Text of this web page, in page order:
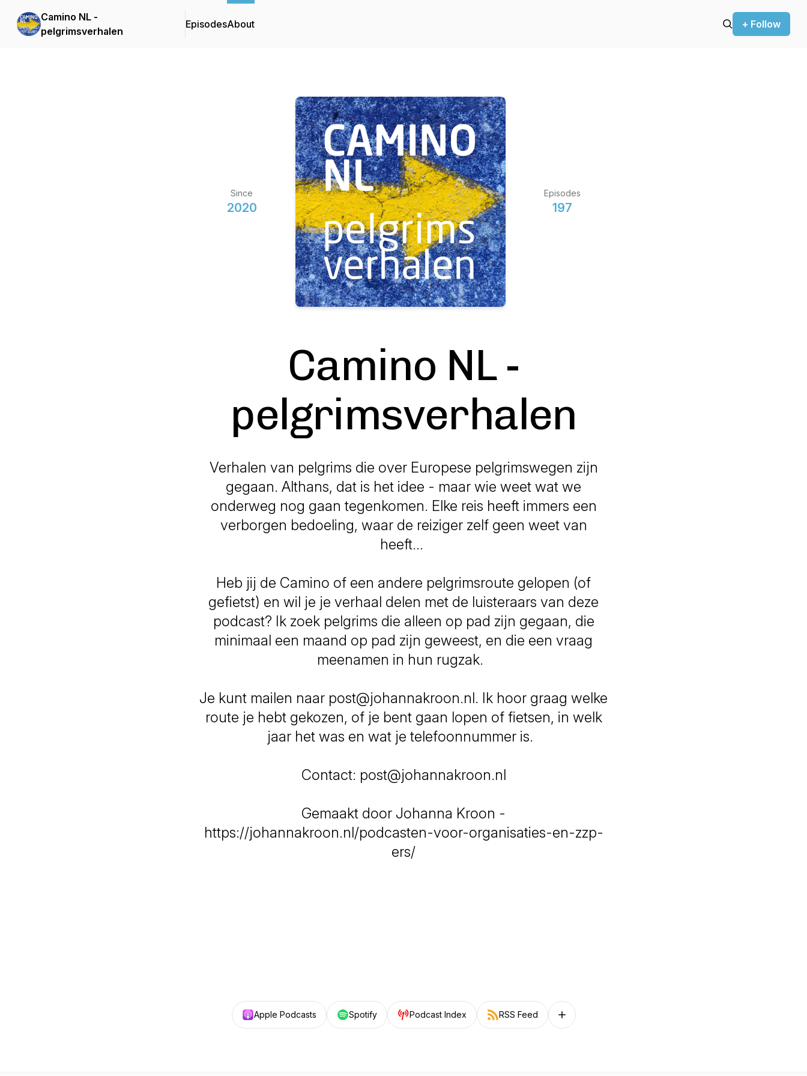
Camino NL -
pelgrimsverhalen
EpisodesAbout + Follow
Since
2020
Episodes
197
Camino NL -
pelgrimsverhalen
Verhalen van pelgrims die over Europese pelgrimswegen zijn
gegaan. Althans, dat is het idee - maar wie weet wat we
onderweg nog gaan tegenkomen. Elke reis heeft immers een
verborgen bedoeling, waar de reiziger zelf geen weet van
heeft...
Heb jij de Camino of een andere pelgrimsroute gelopen (of
gefietst) en wil je je verhaal delen met de luisteraars van deze
podcast? Ik zoek pelgrims die alleen op pad zijn gegaan, die
minimaal een maand op pad zijn geweest, en die een vraag
meenamen in hun rugzak.
Je kunt mailen naar post@johannakroon.nl. Ik hoor graag welke
route je hebt gekozen, of je bent gaan lopen of fietsen, in welk
jaar het was en wat je telefoonnummer is.
Contact: post@johannakroon.nl
Gemaakt door Johanna Kroon -
https://johannakroon.nl/podcasten-voor-organisaties-en-zzp-
ers/
Apple Podcasts Spotify Podcast Index RSS Feed Follow on other platforms